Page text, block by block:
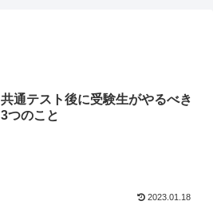
共通テスト後に受験生がやるべき
3つのこと
2023.01.18